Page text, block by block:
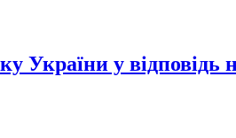
України у